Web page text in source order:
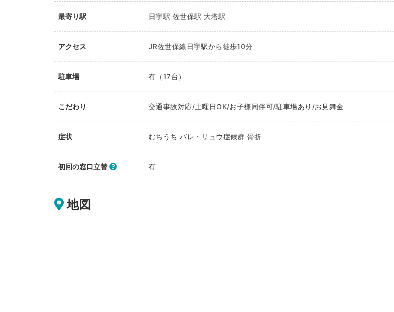
最寄り駅 日宇駅 佐世保駅 大塔駅
アクセス JR佐世保線日宇駅から徒歩10分
駐車場 有（17台）
こだわり 交通事故対応/土曜日OK/お子様同伴可/駐車場あり/お見舞金
症状 むちうち バレ・リュウ症候群 骨折
初回の窓口立替 有
地図